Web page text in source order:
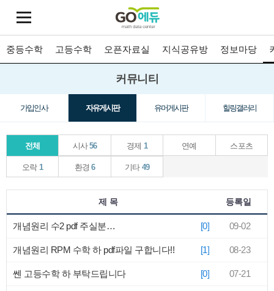
중등수학 고등수학 오픈자료실 지식공유방 정보마당
커뮤니티
가입인사 자유게시판 유머게시판 힐링갤러리
전체 시사56 경제 1 연예 스포츠
오락 1 환경6 기타 49
제 목 등록일
개념원리 수2 pdf 주실분… [0] 09-02
개념원리 RPM 수학 하 pdf파일 구합니다!! [1] 08-23
쎈 고등수학 하 부탁드립니다 [0] 07-21